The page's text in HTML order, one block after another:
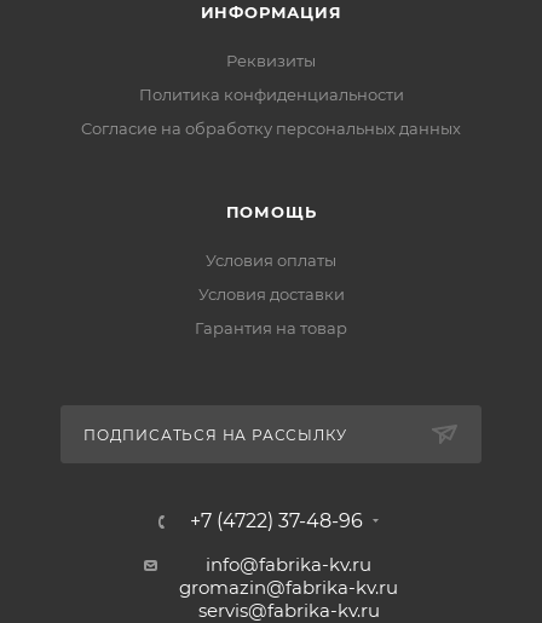
ИНФОРМАЦИЯ
Реквизиты
Политика конфиденциальности
Cогласие на обработку персональных данных
ПОМОЩЬ
Условия оплаты
Условия доставки
Гарантия на товар
ПОДПИСАТЬСЯ НА РАССЫЛКУ
+7 (4722) 37-48-96
info@fabrika-kv.ru
gromazin@fabrika-kv.ru
servis@fabrika-kv.ru